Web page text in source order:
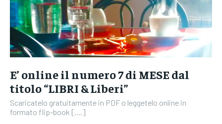
E’ online il numero 7 di MESE dal
titolo “LIBRI & Liberi”
Scaricatelo gratuitamente in PDF o leggetelo online in
formato flip-book [....]